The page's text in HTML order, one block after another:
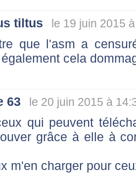
tiltus le 19 juin 2015
que l'asm a
cela
63 le 20 juin 2015 à
qui peuvent
grâce à elle à
m'en charger pour